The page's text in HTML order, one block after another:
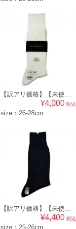
【訳アリ価格】【未使用品】 バーバリーロンドン BURBERRY LONDON メンズ 靴下 ソックス （リブ×ワンポイント柄）ホワイト系 [size:26-28cm] 73299
¥4,000 税込
size：26-28cm
【訳アリ価格】【未使用品】 バーバリーロンドン BURBERRY LONDON メンズ 靴下 ソックス （無地×ワンポイント柄）ブラック系 [size:25-26cm] 70651
¥4,400 税込
size：25-26cm